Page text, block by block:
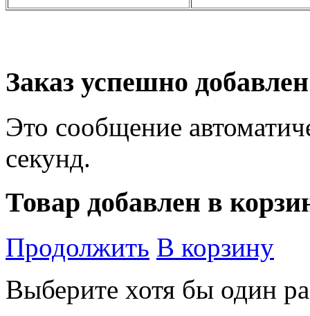
Заказ успешно
Это сообщение
секунд.
Товар добавлен в
Продолжить В корзину
Выберите хотя бы один